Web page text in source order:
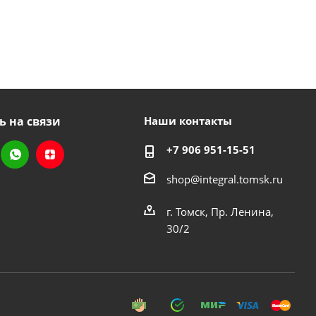
на связи Наши контакты
+7 906 951-15-51
shop@integral.tomsk.ru
г. Томск, Пр. Ленина,
30/2